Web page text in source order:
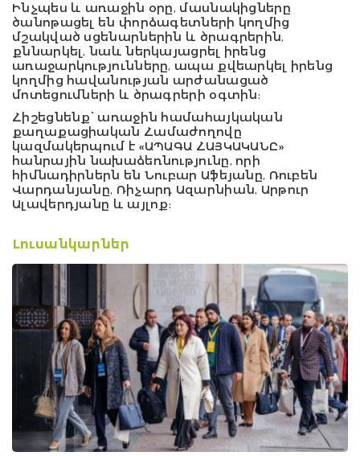
Ինչպես և առաջին օրը, մասնակիցները
ծանոթացել են փորձագետների կողմից
մշակված սցենարներին և ծրագրերին,
քննարկել, նաև ներկայացրել իրենց
առաջարկությունները, ապա քվեարկել իրենց
կողմից հավանության արժանացած
մոտեցումների և ծրագրերի օգտին:
Հիշեցնենք՝ առաջին համահայկական
քաղաքացիական Համաժողովը
կազմակերպում է «ԱՊԱԳԱ ՀԱՅԿԱԿԱՆԸ»
հանրային նախաձեռնությունը, որի
հիմնադիրներն են Նուբար Աֆեյանը, Ռուբեն
Վարդանյանը, Ռիչարդ Ազարնիան, Արթուր
Ալավերդյանը և այլոք:
Լուսանկարներ